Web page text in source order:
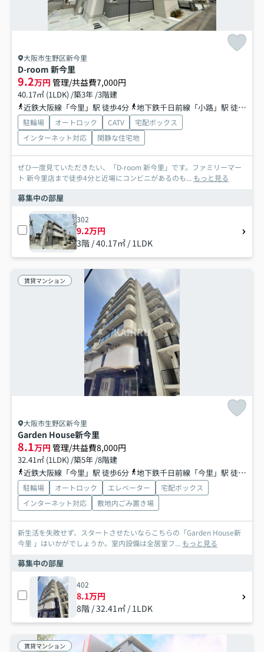
大阪市生野区新今里
D-room 新今里
9.2万円 管理/共益費7,000円
40.17㎡ (1LDK) /築3年 /3階建
近鉄大阪線「今里」駅 徒歩4分
地下鉄千日前線「小路」駅 徒歩6分
駐輪場 オートロック CATV
宅配ボックス
インターネット対応
閑静な住宅地
ぜひ一度見ていただきたい、「D-room 新今里」です。ファミリーマー
ト 新今里店まで徒歩4分と近場にコンビニがあるのも... もっと見る
募集中の部屋
302
9.2万円
3階 / 40.17㎡ / 1LDK
賃貸マンション
大阪市生野区新今里
Garden House新今里
8.1万円 管理/共益費8,000円
32.41㎡ (1LDK) /築5年 /8階建
近鉄大阪線「今里」駅 徒歩6分
地下鉄千日前線「今里」駅 徒歩8分
駐輪場 オートロック エレベーター
宅配ボックス
インターネット対応
敷地内ごみ置き場
新生活を失敗せず、スタートさせたいならこちらの「Garden House新
今里 」はいかがでしょうか。室内設備は全居室フ... もっと見る
募集中の部屋
402
8.1万円
8階 / 32.41㎡ / 1LDK
賃貸マンション